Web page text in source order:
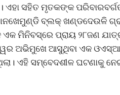
ଏହା ସହିତ ମୃତକଙ୍କ
ବ୍ଲକ୍‌ ଖଣ୍ଡଦେଉଳି
ମିନିବସ୍‌ରେ ପ୍ରାୟ ୨୮ଜଣ
ଅଭିମୁଖେ ଆସୁଥିବା ଏକ
ଏହି ସମ୍ବେଦଶୀଳ ଘଟଣାକୁ